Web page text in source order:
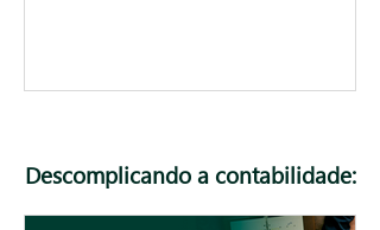
Descomplicando a contabilidade: